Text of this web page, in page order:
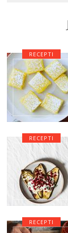
RECEPTI
RECEPTI
RECEPTI